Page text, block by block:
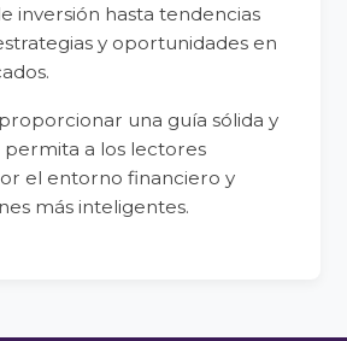
inversión hasta tendencias
y oportunidades en
una guía sólida y
a los lectores
el entorno financiero y
más inteligentes.